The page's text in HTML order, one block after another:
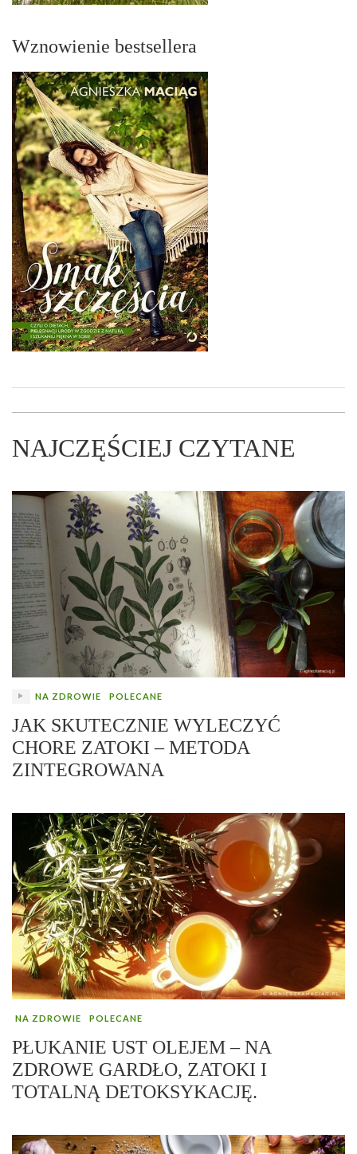
Wznowienie bestsellera
NAJCZĘŚCIEJ CZYTANE
NA ZDROWIE POLECANE
JAK SKUTECZNIE WYLECZYĆ
CHORE ZATOKI – METODA
ZINTEGROWANA
NA ZDROWIE POLECANE
PŁUKANIE UST OLEJEM – NA
ZDROWE GARDŁO, ZATOKI I
TOTALNĄ DETOKSYKACJĘ.